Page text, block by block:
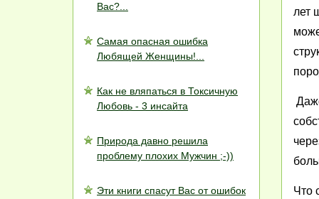
Вас?...
Самая опасная ошибка
Любящей Женщины!...
Как не вляпаться в Токсичную
Любовь - 3 инсайта
Природа давно решила
проблему плохих Мужчин ;-))
Эти книги спасут Вас от ошибок
лет
Что